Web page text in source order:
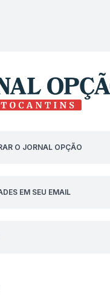
O JORNAL OPÇÃO
EM SEU EMAIL